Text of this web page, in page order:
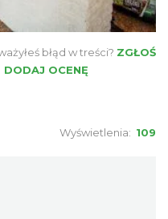
błąd w treści? ZGŁOŚ
DODAJ OCENĘ
Wyświetlenia: 109